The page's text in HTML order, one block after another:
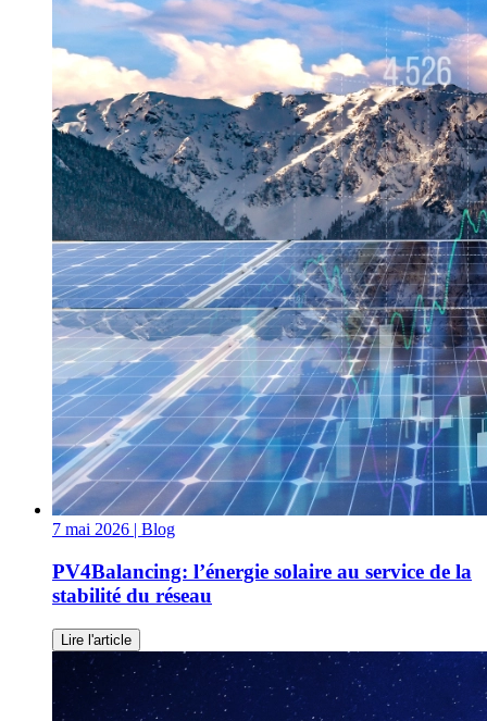
7 mai 2026 | Blog
PV4Balancing: l’énergie solaire au service de la
stabilité du réseau
Lire l'article